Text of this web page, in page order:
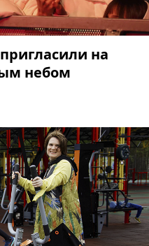
на
небом